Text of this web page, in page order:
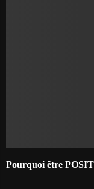
Pourquoi être